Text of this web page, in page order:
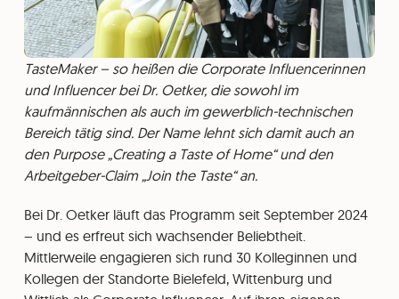
TasteMaker – so heißen die Corporate Influencerinnen
und Influencer bei Dr. Oetker, die sowohl im
kaufmännischen als auch im gewerblich-technischen
Bereich tätig sind. Der Name lehnt sich damit auch an
den Purpose „Creating a Taste of Home“ und den
Arbeitgeber-Claim „Join the Taste“ an.
Bei Dr. Oetker läuft das Programm seit September 2024
– und es erfreut sich wachsender Beliebtheit.
Mittlerweile engagieren sich rund 30 Kolleginnen und
Kollegen der Standorte Bielefeld, Wittenburg und